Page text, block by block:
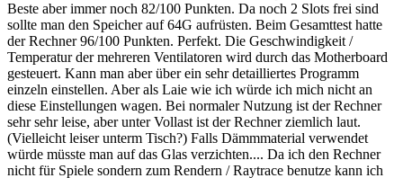
Beste aber immer noch 82/100 Punkten. Da noch 2 Slots frei sind
sollte man den Speicher auf 64G aufrüsten. Beim Gesamttest hatte
der Rechner 96/100 Punkten. Perfekt. Die Geschwindigkeit /
Temperatur der mehreren Ventilatoren wird durch das Motherboard
gesteuert. Kann man aber über ein sehr detailliertes Programm
einzeln einstellen. Aber als Laie wie ich würde ich mich nicht an
diese Einstellungen wagen. Bei normaler Nutzung ist der Rechner
sehr sehr leise, aber unter Vollast ist der Rechner ziemlich laut.
(Vielleicht leiser unterm Tisch?) Falls Dämmmaterial verwendet
würde müsste man auf das Glas verzichten.... Da ich den Rechner
nicht für Spiele sondern zum Rendern / Raytrace benutze kann ich